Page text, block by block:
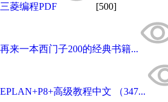
三菱编程PDF [500]
再来一本西门子200的经典书籍...
EPLAN+P8+高级教程中文 （347...